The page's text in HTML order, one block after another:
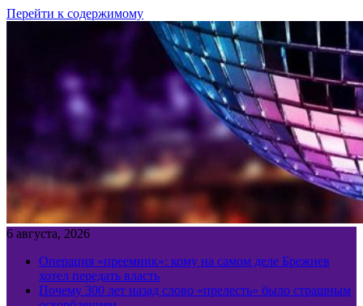
Перейти к содержимому
6 августа, 2026
Операция «преемник»: кому на самом деле Брежнев
хотел передать власть
Почему 300 лет назад слово «прелесть» было страшным